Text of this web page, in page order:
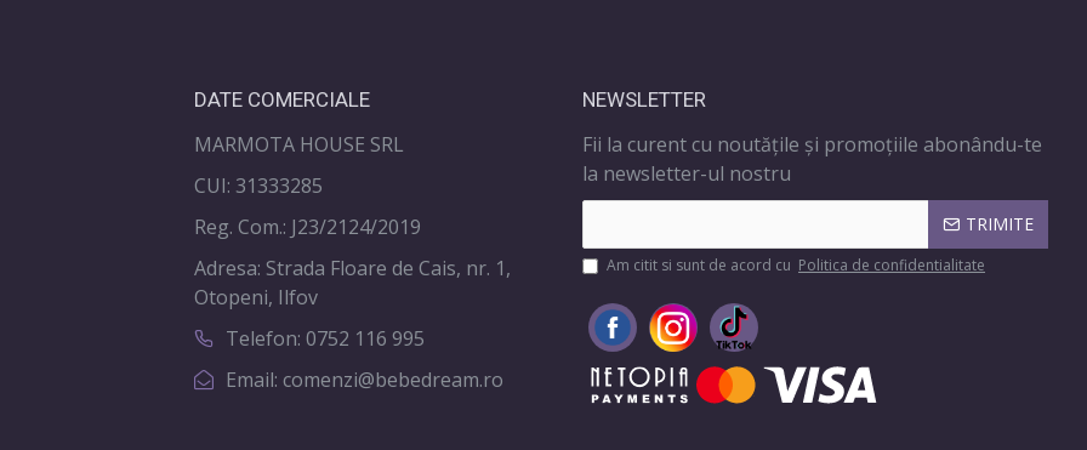
DATE COMERCIALE
MARMOTA HOUSE SRL
CUI: 31333285
Reg. Com.: J23/2124/2019
Adresa: Strada Floare de Cais, nr. 1,
Otopeni, Ilfov
Telefon: 0752 116 995
Email: comenzi@bebedream.ro
NEWSLETTER
Fii la curent cu noutățile și promoțiile abonându-te
la newsletter-ul nostru
TRIMITE
Am citit si sunt de acord cu Politica de confidentialitate